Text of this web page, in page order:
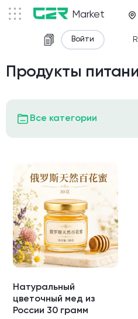
Market
Войти
Продукты
Все категории
Натуральный
цветочный мед из
России 30 грамм